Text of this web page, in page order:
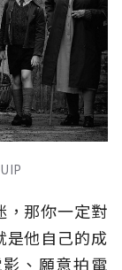
，那你一定對
是他自己的成
、願意拍電